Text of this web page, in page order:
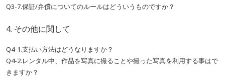
Q3-7.保証/弁償についてのルールはどういうものですか？
4. その他に関して
Q4-1.支払い方法はどうなりますか？
Q4-2.レンタル中、作品を写真に撮ることや撮った写真を利用する事はで
きますか？